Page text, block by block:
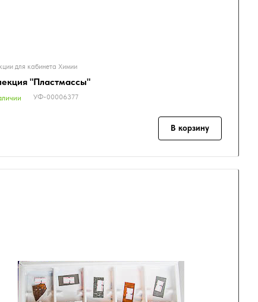
для кабинета Химии
"Пластмассы"
УФ-00006377
В корзину